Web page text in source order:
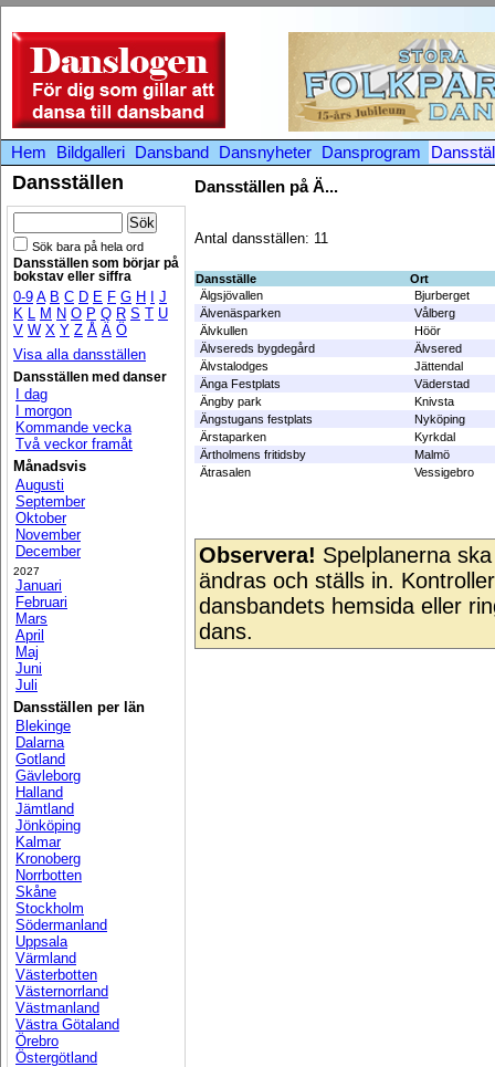
Hem Bildgalleri Dansband Dansnyheter Dansprogram
Dansställen
Sök bara på hela ord
Dansställen som börjar på
bokstav eller siffra
0-9 A B C D E F G H
J
K L M N O P Q R S T U
V W X Y Z Å Ä Ö
Visa alla dansställen
Dansställen med danser
I dag
I morgon
Kommande vecka
Två veckor framåt
Månadsvis
Augusti
September
Oktober
November
December
2027
Januari
Februari
Mars
April
Maj
Juni
Juli
Dansställen per län
Blekinge
Dalarna
Gotland
Gävleborg
Halland
Jämtland
Jönköping
Kalmar
Kronoberg
Norrbotten
Skåne
Stockholm
Södermanland
Uppsala
Värmland
Västerbotten
Västernorrland
Västmanland
Västra Götaland
Örebro
Östergötland
Dansställen på Ä...
Antal dansställen: 11
Dansställe
Ort
Älgsjövallen
Bjurberget
Älvenäsparken
Vålberg
Älvkullen
Höör
Älvsereds bygdegård
Älvsered
Älvstalodges
Jättendal
Änga Festplats
Väderstad
Ängby park
Knivsta
Ängstugans festplats
Nyköping
Ärstaparken
Kyrkdal
Ärtholmens fritidsby
Malmö
Ätrasalen
Vessigebro
Observera! Spelplanerna
ändras och ställs in.
dansbandets hemsida eller
dans.